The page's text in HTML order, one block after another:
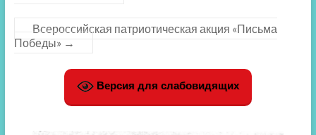
Всероссийская патриотическая акция «Письма
Победы» →
Версия для слабовидящих